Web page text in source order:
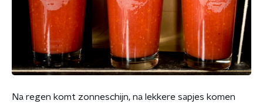
Na regen komt zonneschijn, na lekkere sapjes komen